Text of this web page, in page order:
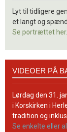
Lyt til tidligere
et langt og
Se portrættet her.
BaptistKirkens
YouTube-
kanal
VIDEOER PÅ
Lørdag den 31.
i Korskirken i
tradition og
Se enkelte eller